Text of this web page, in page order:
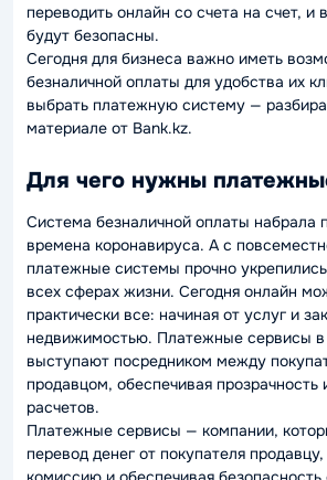
переводить онлайн со счета на счет, и
будут безопасны.
Сегодня для бизнеса важно иметь
безналичной оплаты для удобства их
выбрать платежную систему —
материале от Bank.kz.
Для чего нужны
Система безналичной оплаты набрала
времена коронавируса. А с
платежные системы прочно
всех сферах жизни. Сегодня онлайн
практически все: начиная от услуг и
недвижимостью. Платежные сервисы в
выступают посредником между
продавцом, обеспечивая прозрачность
расчетов.
Платежные сервисы — компании,
перевод денег от покупателя